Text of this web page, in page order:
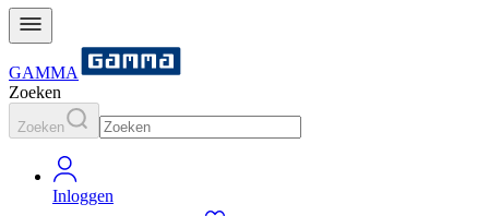
GAMMA
Zoeken
Zoeken
Inloggen